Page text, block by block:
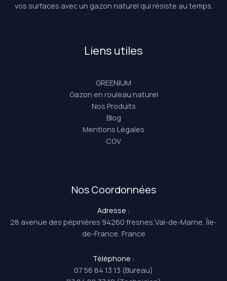
vos surfaces avec un gazon naturel qui résiste au temps.
Liens utiles
GREENIUM
Gazon en rouleau naturel
Nos Produits
Blog
Mentions Légales
CGV
Nos Coordonnées
Adresse :
28 avenue des pépinières 94260 fresnes,Val-de-Marne, Île-
de-France, France
Téléphone :
07 56 84 13 13 (Bureau)